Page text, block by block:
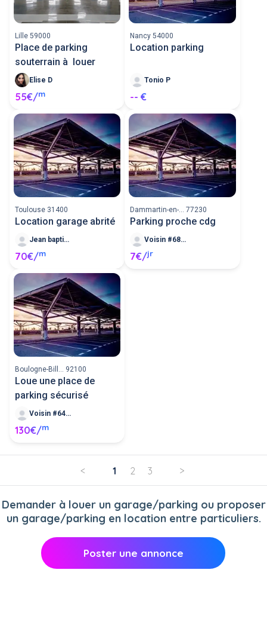
Lille 59000
Place de parking
souterrain à louer
Elise D
55€/m
Nancy 54000
Location parking
Tonio P
-- €
Toulouse 31400
Location garage abrité
Jean baptiste M
70€/m
Dammartin-en-... 77230
Parking proche cdg
Voisin #6820
7€/jr
Boulogne-Bill... 92100
Loue une place de
parking sécurisé
Voisin #6419
130€/m
< 1 2 3 >
Demander à louer un garage/parking ou proposer
un garage/parking en location entre particuliers.
Poster une annonce